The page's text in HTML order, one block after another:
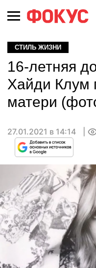
СТИЛЬ ЖИЗНИ
16-летняя
Хайди Клум
матери
27.01.2021 в 14:14